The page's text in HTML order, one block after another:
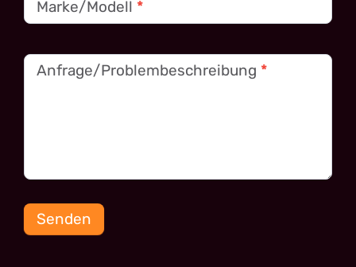
Marke/Modell *
Anfrage/Problembeschreibung *
Senden